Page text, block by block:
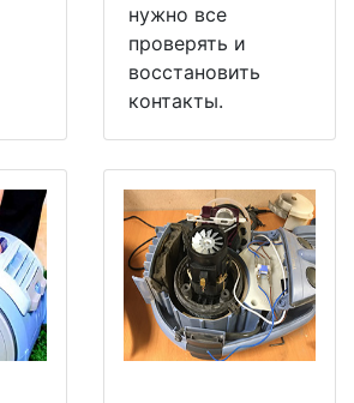
нужно все
проверять и
восстановить
контакты.